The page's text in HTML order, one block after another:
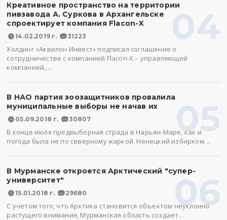
04
Креативное пространство на территории
пивзавода А. Суркова в Архангельске
спроектирует компания Flacon-X
14.02.2019 г. 31223
Холдинг «Аквилон Инвест» подписал соглашение о
сотрудничестве с компанией Flacon-X – управляющей
компанией,…
05
В НАО партия зоозащитников провалила
муниципальные выборы не начав их
05.09.2018 г. 30807
В конце июля предвыборная страда в Нарьян-Маре, как и
погода была не по северному жаркой. Ненецкий избирком…
06
В Мурманске откроется Арктический "супер-
университет"
15.01.2018 г. 29680
С учетом того, что Арктика становится объектом неуклонно
растущего внимания, Мурманская область создает…